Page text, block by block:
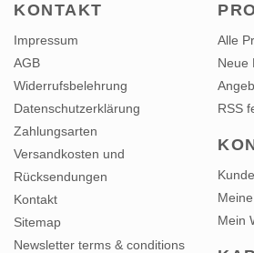
KONTAKT
Impressum
AGB
Widerrufsbelehrung
Datenschutzerklärung
Zahlungsarten
Versandkosten und
Rücksendungen
Kontakt
Sitemap
Newsletter terms & conditions
Alle
Neue
RSS
Mein